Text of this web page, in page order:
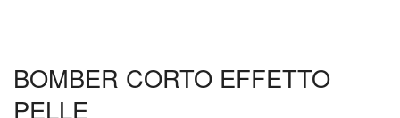
BOMBER CORTO EFFETTO
PELLE